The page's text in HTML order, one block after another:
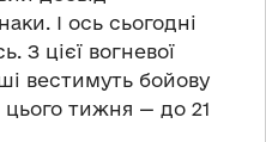
І ось сьогодні
З цієї вогневої
вестимуть бойову
тижня — до 21